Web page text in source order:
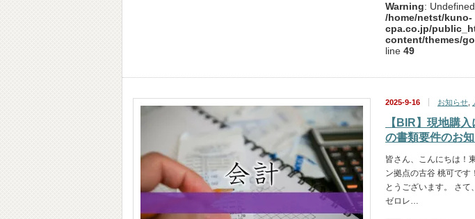
Warning:
/home/netst/kuno-
cpa.co.jp/
content/themes/
line 49
2025-9-16 お知らせ
【BIR】現地購
の書類要件のお
皆さん、こんにちは！
ン拠点の古谷 桃可です
とうございます。 さて
ゼロレ…